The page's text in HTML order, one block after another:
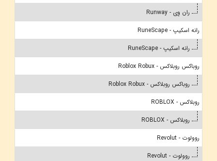
ران وِی - Runway
رانه اسکیپ - RuneScape
رانه اسکیپ - RuneScape
روباکس روبلاکس - Roblox Robux
روباکس روبلاکس - Roblox Robux
روبلاکس - ROBLOX
روبلاکس - ROBLOX
روولوت - Revolut
روولوت - Revolut